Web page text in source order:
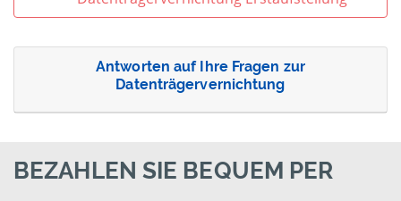
Antworten auf Ihre Fragen zur
Datenträgervernichtung
BEZAHLEN SIE BEQUEM PER